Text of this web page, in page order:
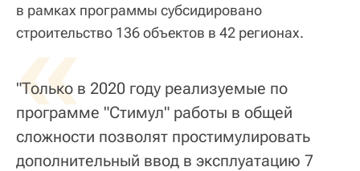
в рамках программы субсидировано
строительство 136 объектов в 42 регионах.
«
"Только в 2020 году реализуемые по
программе "Стимул" работы в общей
сложности позволят простимулировать
дополнительный ввод в эксплуатацию 7